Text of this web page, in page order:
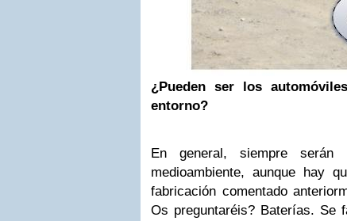
¿Pueden ser los
entorno?
En general, siempre serán
medioambiente, aunque hay
fabricación comentado
Os preguntaréis? Baterías. Se